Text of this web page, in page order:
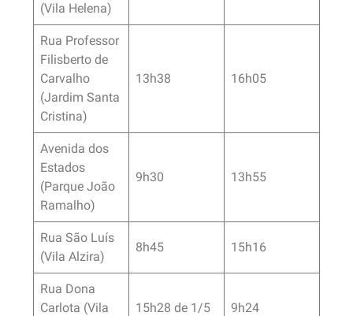
(Vila Helena)
Rua Professor
Filisberto de
Carvalho
(Jardim Santa
Cristina)
13h38 16h05
Avenida dos
Estados
(Parque João
Ramalho)
9h30 13h55
Rua São Luís
(Vila Alzira)
8h45 15h16
Rua Dona
Carlota (Vila
15h28 de 1/5 9h24